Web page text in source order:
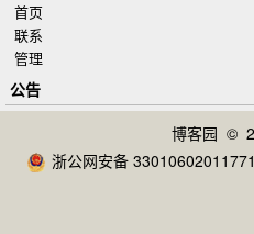
首页
联系
管理
公告
博客园 ©
浙公网安备